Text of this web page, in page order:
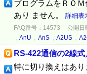
プログラムをＲＯ
あり ません。 詳細表
FAQ番号：14573
公開日
, AnU , AnS , A2US ,
RS-422通信の2線
特に切り換えはあ